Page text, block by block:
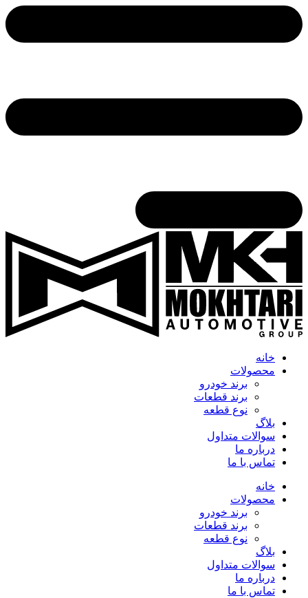
خانه
محصولات
برند خودرو
برند قطعات
نوع قطعه
بلاگ
سوالات متداول
درباره ما
تماس با ما
خانه
محصولات
برند خودرو
برند قطعات
نوع قطعه
بلاگ
سوالات متداول
درباره ما
تماس با ما